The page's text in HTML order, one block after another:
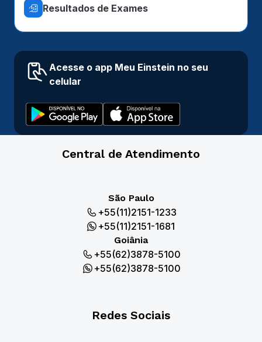
Resultados de Exames
Acesse o app Meu Einstein no seu
celular
Central de Atendimento
São Paulo
+55(11)2151-1233
+55(11)2151-1681
Goiânia
+55(62)3878-5100
+55(62)3878-5100
Redes Sociais